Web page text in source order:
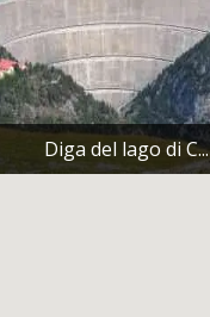
Diga del lago di C...